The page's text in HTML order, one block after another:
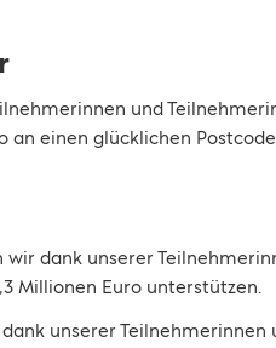
und
an einen glücklichen
dank unserer
Millionen Euro unterstützen.
unserer Teilnehmerinnen